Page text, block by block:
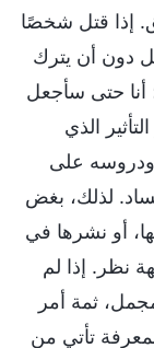
إذا قتل شخصًا
إذا قتل دون أن يترك
أنا حتى سأجعل
الذي
ودروسه على
لذلك، بغض
أو نشرها في
نظر. إذا لم
ثمة أمر
تأتي من